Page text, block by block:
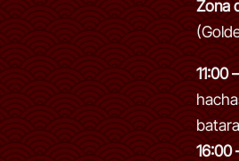
Zona
11:00 –
16:00